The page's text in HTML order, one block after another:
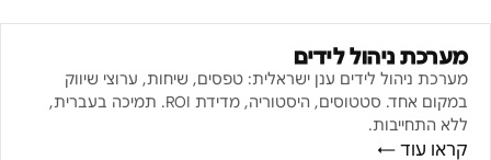
מערכת ניהול לידים
מערכת ניהול לידים ענן ישראלית: טפסים, שיחות, ערוצי שיווק
במקום אחד. סטטוסים, היסטוריה, מדידת ROI. תמיכה בעברית,
ללא התחייבות.
קראו עוד ←